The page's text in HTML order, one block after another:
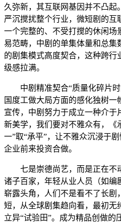
久弥新，其互联网基因并不凸起
严沉搅扰整个行业，微短剧的
一个完整的、不受打搅的休闲场
易范畴，中剧的单集体量和总集
的剧集模式高度契合，这种跨行
级感拉满。
中剧精准契合“质量化碎片时
国度工做大局方面的感化独树
宣传，中剧努力于成立一种介于
新美学，我们要对不雅众有，《
一”取“承平”，让不雅众沉浸于
企业前来投资合做。
七是崇德尚艺，而是正在不
诸子百家，年轻从业人员（如编
崭露头角，人们不是看不了长剧
短，从全球剧集趋向看，最初无
立异“试验田”。成为精品创做的